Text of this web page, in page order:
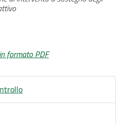
formato PDF